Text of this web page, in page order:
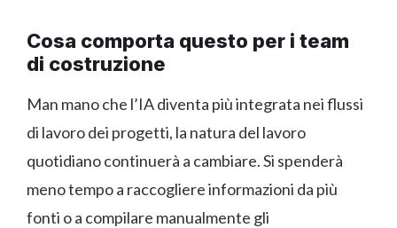
Cosa comporta questo per i team
di costruzione
Man mano che l’IA diventa più integrata nei flussi
di lavoro dei progetti, la natura del lavoro
quotidiano continuerà a cambiare. Si spenderà
meno tempo a raccogliere informazioni da più
fonti o a compilare manualmente gli